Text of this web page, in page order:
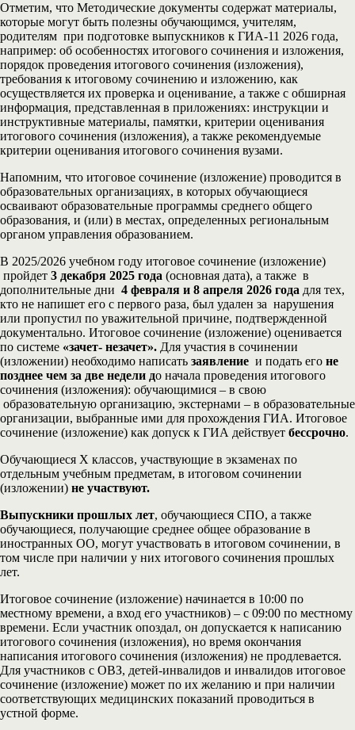
Отметим, что Методические документы содержат материалы,
которые могут быть полезны обучающимся, учителям,
родителям при подготовке выпускников к ГИА-11 2026 года,
например: об особенностях итогового сочинения и изложения,
порядок проведения итогового сочинения (изложения),
требования к итоговому сочинению и изложению, как
осуществляется их проверка и оценивание, а также с обширная
информация, представленная в приложениях: инструкции и
инструктивные материалы, памятки, критерии оценивания
итогового сочинения (изложения), а также рекомендуемые
критерии оценивания итогового сочинения вузами.
Напомним, что итоговое сочинение (изложение) проводится в
образовательных организациях, в которых обучающиеся
осваивают образовательные программы среднего общего
образования, и (или) в местах, определенных региональным
органом управления образованием.
В 2025/2026 учебном году итоговое сочинение (изложение)
пройдет 3 декабря 2025 года (основная дата), а также в
дополнительные дни 4 февраля и 8 апреля 2026 года для тех,
кто не напишет его с первого раза, был удален за нарушения
или пропустил по уважительной причине, подтвержденной
документально. Итоговое сочинение (изложение) оценивается
по системе «зачет- незачет». Для участия в сочинении
(изложении) необходимо написать заявление и подать его не
позднее чем за две недели до начала проведения итогового
сочинения (изложения): обучающимися – в свою
образовательную организацию, экстернами – в образовательные
организации, выбранные ими для прохождения ГИА. Итоговое
сочинение (изложение) как допуск к ГИА действует бессрочно.
Обучающиеся X классов, участвующие в экзаменах по
отдельным учебным предметам, в итоговом сочинении
(изложении) не участвуют.
Выпускники прошлых лет, обучающиеся СПО, а также
обучающиеся, получающие среднее общее образование в
иностранных ОО, могут участвовать в итоговом сочинении, в
том числе при наличии у них итогового сочинения прошлых
лет.
Итоговое сочинение (изложение) начинается в 10:00 по
местному времени, а вход его участников) – с 09:00 по местному
времени. Если участник опоздал, он допускается к написанию
итогового сочинения (изложения), но время окончания
написания итогового сочинения (изложения) не продлевается.
Для участников с ОВЗ, детей-инвалидов и инвалидов итоговое
сочинение (изложение) может по их желанию и при наличии
соответствующих медицинских показаний проводиться в
устной форме.